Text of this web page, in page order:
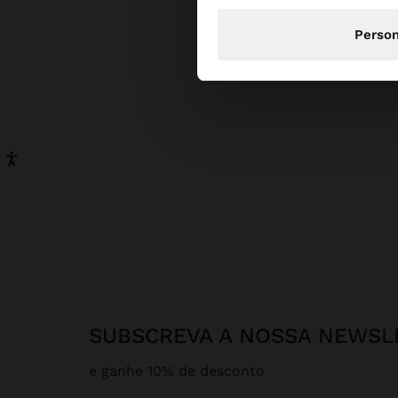
SUBSCREVA A NOSSA
e ganhe 10% de desconto